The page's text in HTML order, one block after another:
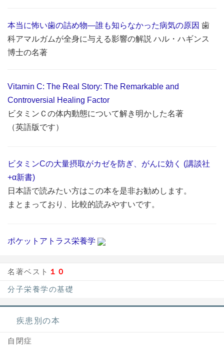
本当に怖い歯の詰め物―誰も知らなかった病気の原因 歯
科アマルガムが全身に与える影響の解説 ハル・ハギンス
博士の名著
Vitamin C: The Real Story: The Remarkable and
Controversial Healing Factor
ビタミンＣの体内動態について解き明かした名著
（英語版です）
ビタミンCの大量摂取がカゼを防ぎ、がんに効く (講談社
+α新書)
日本語で読みたい方はこの本を是非お勧めします。
まとまっており、比較的読みやすいです。
ポケットアトラス栄養学
名著ベスト １０
分子栄養学の基礎
疾患別の本
自閉症